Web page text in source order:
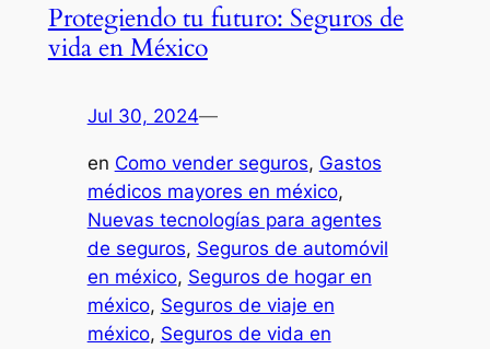
Protegiendo tu futuro: Seguros de
vida en México
Jul 30, 2024—
en Como vender seguros, Gastos
médicos mayores en méxico
Nuevas tecnologías para agentes
de seguros, Seguros de automóvil
en méxico, Seguros de hogar en
méxico, Seguros de viaje en
méxico, Seguros de vida en